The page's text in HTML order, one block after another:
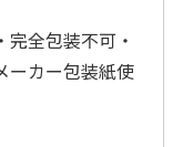
全包装不可・
カー包装紙使